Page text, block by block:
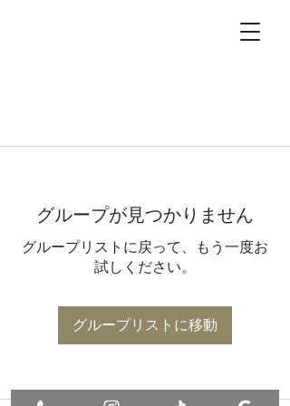
グループが見つかりません
グループリストに戻って、もう一度お
試しください。
グループリストに移動